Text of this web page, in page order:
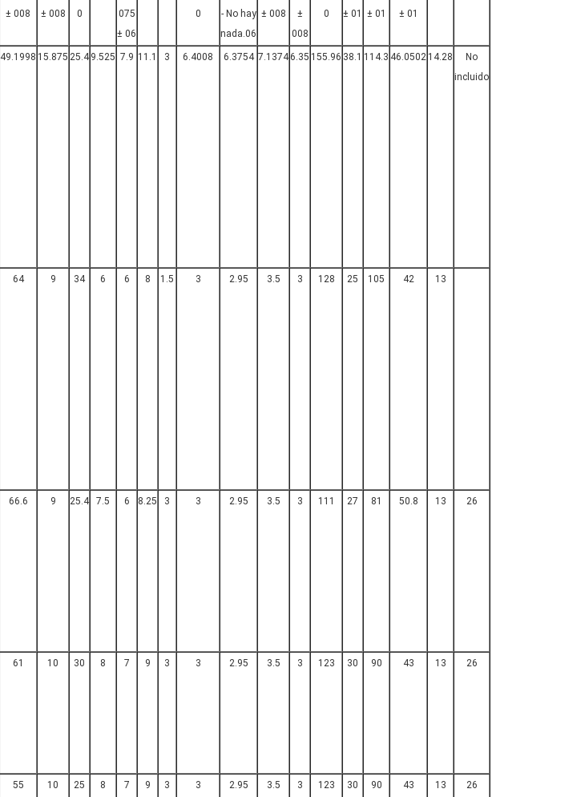
± 008
± 008
0
075
± 06
0
- No hay
nada.06
± 008
±
008
0
± 01
± 01
± 01
49.1998 15.875 25.4 9.525 7.9 11.1 3 6.4008 6.3754 7.13746.35 155.96 38.1 114.3 46.0502 14.28
No
incluido
64 9 34 6 6 8 1.5 3 2.95 3.5 3 128 25 105 42 13
66.6 9 25.4 7.5 6 8.25 3 3 2.95 3.5 3 111 27 81 50.8 13 26
61 10 30 8 7 9 3 3 2.95 3.5 3 123 30 90 43 13 26
55 10 25 8 7 9 3 3 2.95 3.5 3 123 30 90 43 13 26